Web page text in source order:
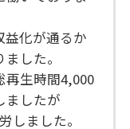
益化が通るか
した。
再生時間4,000
ましたが
しました。